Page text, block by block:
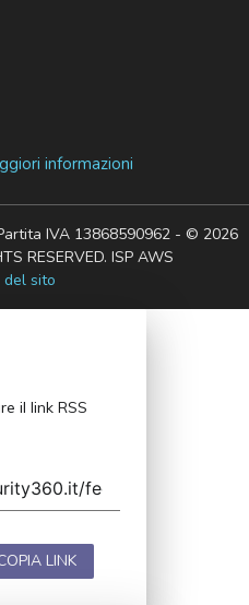
informazioni
IVA 13868590962 - © 2026
RESERVED. ISP AWS
del sito
il link RSS
LINK